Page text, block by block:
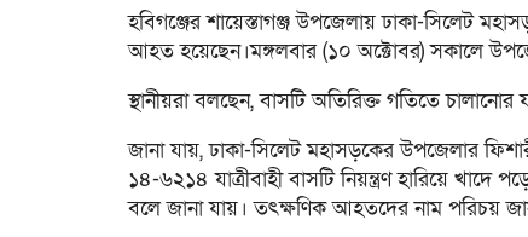
হবিগঞ্জের শায়েস্তাগঞ্জ উপজেলায় ঢাকা-সিলেট
আহত হয়েছেন।মঙ্গলবার (১০ অক্টোবর) সকালে
স্থানীয়রা বলছেন, বাসটি অতিরিক্ত গতিতে
জানা যায়, ঢাকা-সিলেট মহাসড়কের উপজেলার
১৪-৬২১৪ যাত্রীবাহী বাসটি নিয়ন্ত্রণ হারিয়ে
বলে জানা যায়। তৎক্ষণিক আহতদের নাম পরিচয়